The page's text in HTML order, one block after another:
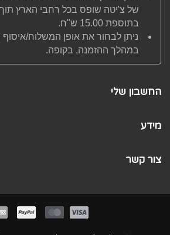
בתוספת 15.00 ש"ח.
ניתן לבחור את אופן המשלוח/
במהלך ההזמנה, בקופה.
החשבון שלי
מידע
צור קשר